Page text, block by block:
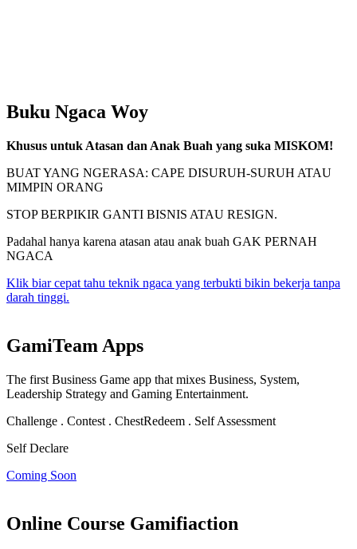
Buku Ngaca Woy
Khusus untuk Atasan dan Anak Buah yang suka MISKOM!
BUAT YANG NGERASA: CAPE DISURUH-SURUH ATAU
MIMPIN ORANG
STOP BERPIKIR GANTI BISNIS ATAU RESIGN.
Padahal hanya karena atasan atau anak buah GAK PERNAH
NGACA
Klik biar cepat tahu teknik ngaca yang terbukti bikin bekerja tanpa
darah tinggi.
GamiTeam Apps
The first Business Game app that mixes Business, System,
Leadership Strategy and Gaming Entertainment.
Challenge . Contest . ChestRedeem . Self Assessment
Self Declare
Coming Soon
Online Course Gamifiaction